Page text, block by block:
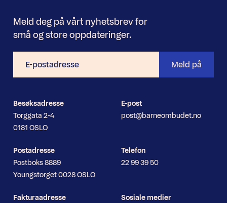
Meld deg på vårt nyhetsbrev for
små og store oppdateringer.
postadresse
Meld på
Besøksadresse
Torggata 2-4
0181 OSLO
Postadresse
Postboks 8889
Youngstorget 0028 OSLO
Fakturaadresse
E-post
post@barneombudet.no
Telefon
22 99 39 50
Sosiale medier